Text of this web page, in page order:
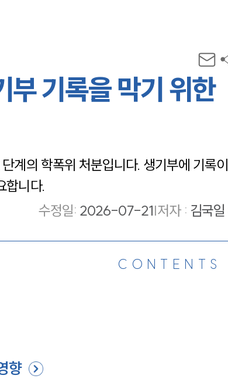
기록을 막기 위한
계의 학폭위 처분입니다. 생기부에 기록이
합니다.
수정일: 2026-07-21|저자 : 김국일
CONTENTS
향